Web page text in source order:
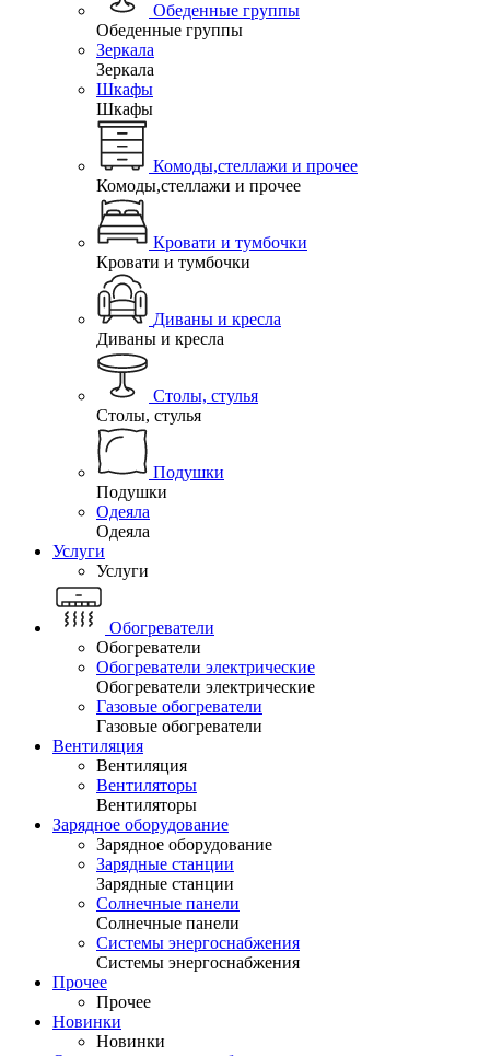
Обеденные группы
Обеденные группы
Зеркала
Зеркала
Шкафы
Шкафы
Комоды,стеллажи и прочее
Комоды,стеллажи и прочее
Кровати и тумбочки
Кровати и тумбочки
Диваны и кресла
Диваны и кресла
Столы, стулья
Столы, стулья
Подушки
Подушки
Одеяла
Одеяла
Услуги
Услуги
Обогреватели
Обогреватели
Обогреватели электрические
Обогреватели электрические
Газовые обогреватели
Газовые обогреватели
Вентиляция
Вентиляция
Вентиляторы
Вентиляторы
Зарядное оборудование
Зарядное оборудование
Зарядные станции
Зарядные станции
Солнечные панели
Солнечные панели
Системы энергоснабжения
Системы энергоснабжения
Прочее
Прочее
Новинки
Новинки